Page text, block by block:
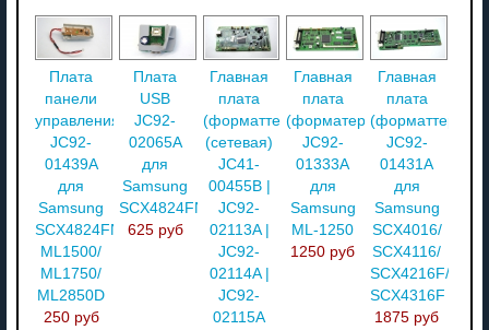
Плата
панели
управления
JC92-
01439A
для
Samsung
SCX4824FN/
ML1500/
ML1750/
ML2850D
250 руб
Плата
USB
JC92-
02065A
для
Samsung
SCX4824FN
625 руб
Главная
плата
(форматтер)
(сетевая)
JC41-
00455B |
JC92-
02113A |
JC92-
02114A |
JC92-
02115A
Главная
плата
(форматер)
JC92-
01333A
для
Samsung
ML-1250
1250 руб
Главная
плата
(форматтер)
JC92-
01431A
для
Samsung
SCX4016/
SCX4116/
SCX4216F/
SCX4316F
1875 руб